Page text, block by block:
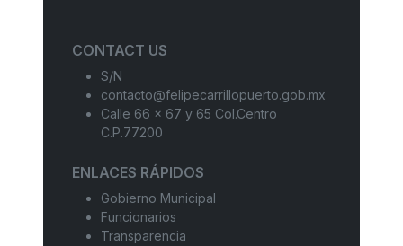
CONTACT US
S/N
contacto@felipecarrillopuerto.gob.mx
Calle 66 x 67 y 65 Col.Centro
C.P.77200
ENLACES RÁPIDOS
Gobierno Municipal
Funcionarios
Transparencia